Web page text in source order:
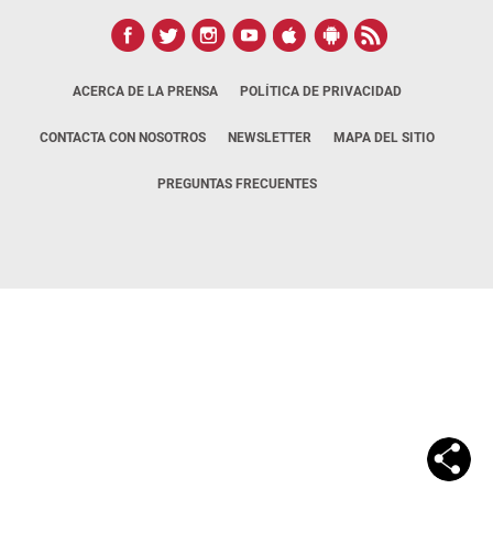
ACERCA DE LA PRENSA POLÍTICA DE PRIVACIDAD
CONTACTA CON NOSOTROS NEWSLETTER MAPA DEL SITIO
PREGUNTAS FRECUENTES